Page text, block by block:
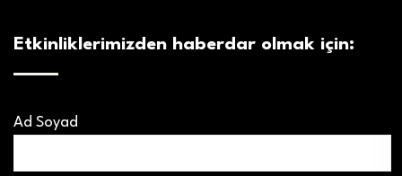
Etkinliklerimizden haberdar olmak için:
Ad Soyad